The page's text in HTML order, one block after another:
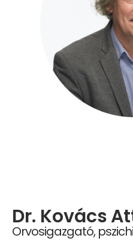
Dr. Kovács
Orvosigazgató,